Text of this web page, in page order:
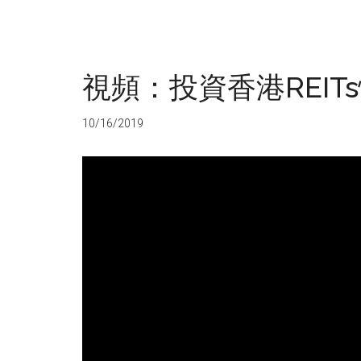
視頻：投資香港
10/16/2019